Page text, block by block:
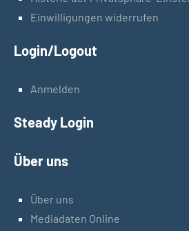
Einwilligungen widerrufen
Login/Logout
Anmelden
Steady Login
Über uns
Über uns
Mediadaten Online